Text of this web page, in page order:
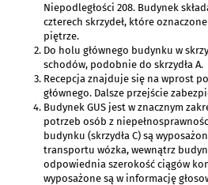
Niepodległości 208. Budynek
czterech skrzydeł, które oznaczone
piętrze.
Do holu głównego budynku w
schodów, podobnie do skrzydła A.
Recepcja znajduje się na wprost
głównego. Dalsze przejście
Budynek GUS jest w znacznym
potrzeb osób z
budynku (skrzydła C) są
transportu wózka, wewnątrz
odpowiednia szerokość ciągów
wyposażone są w informację